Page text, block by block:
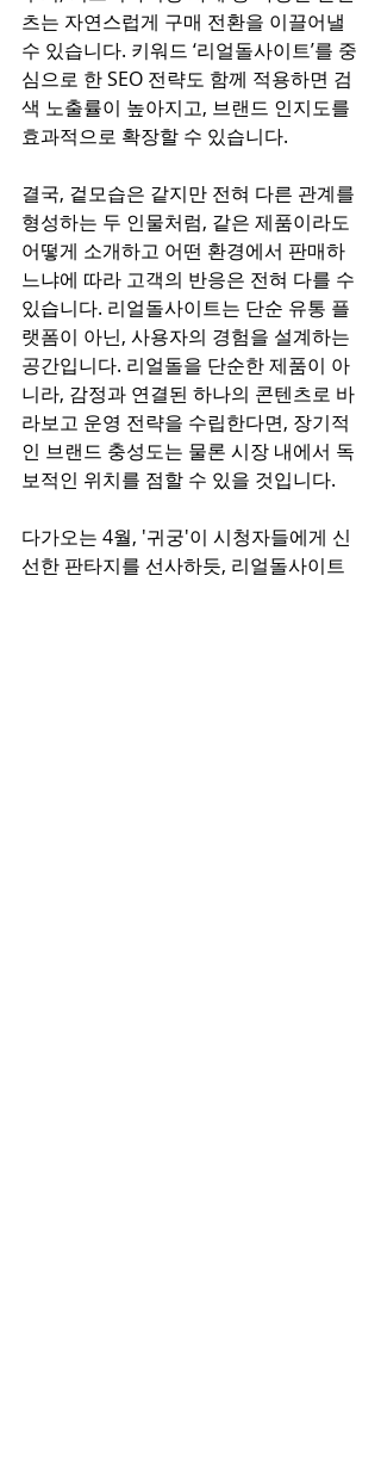
츠는 자연스럽게 구매 전환을 이끌어낼
수 있습니다. 키워드 ‘리얼돌사이트’를 중
심으로 한 SEO 전략도 함께 적용하면 검
색 노출률이 높아지고, 브랜드 인지도를
효과적으로 확장할 수 있습니다.
결국, 겉모습은 같지만 전혀 다른 관계를
형성하는 두 인물처럼, 같은 제품이라도
어떻게 소개하고 어떤 환경에서 판매하
느냐에 따라 고객의 반응은 전혀 다를 수
있습니다. 리얼돌사이트는 단순 유통 플
랫폼이 아닌, 사용자의 경험을 설계하는
공간입니다. 리얼돌을 단순한 제품이 아
니라, 감정과 연결된 하나의 콘텐츠로 바
라보고 운영 전략을 수립한다면, 장기적
인 브랜드 충성도는 물론 시장 내에서 독
보적인 위치를 점할 수 있을 것입니다.
다가오는 4월, '귀궁'이 시청자들에게 신
선한 판타지를 선사하듯, 리얼돌사이트